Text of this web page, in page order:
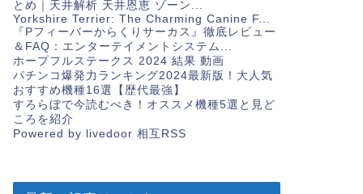
とめ｜天井解析 天井恩恵 ゾーン...
Yorkshire Terrier: The Charming Canine F...
『Pフィーバーからくりサーカス』徹底レビュー
＆FAQ：エンターテイメントシステム...
ホープフルステークス 2024 結果 動画
パチンコ爆発力ランキング2024最新版！大人気
おすすめ機種16選【歴代最強】
すろらぼで今読むべき！オススメ機種5選と見ど
ころを紹介
Powered by livedoor 相互RSS